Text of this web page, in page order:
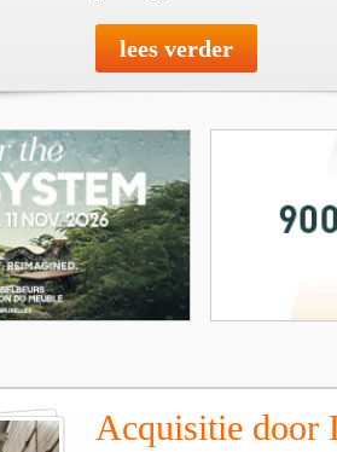
lees verder
Acquisitie door